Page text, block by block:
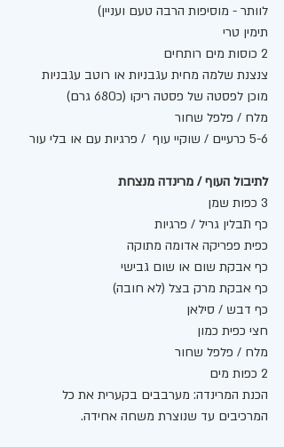
לוותר - מוסיפות הרבה טעם ועניין)
תימין טרי
2 כוסות מים רותחים
צנצנת שלמה מחית עגבניות או רוטב עגבניות
מוכן לפסטה של פסטה ריקו (כ680 גרם)
מלח / פלפל שחור
5-6 כרעיים / שוקיי עוף  / פרגיות עם או בלי עור
לתיבול העוף / מרינדה מנצחת
3 כפות שמן
כף תבלין גריל / פרגיות
כפית פפריקה אדומה מתוקה
כף אבקת שום או שום גבישי
כף אבקת מרק בצל (לא חובה)
כף דבש / סילאן
חצי כפית כמון
מלח / פלפל שחור
2 כפות מים
הכנת המרינדה: מערבבים בקערית את כל
המרכיבים עד שנוצרת משחה אחידה.